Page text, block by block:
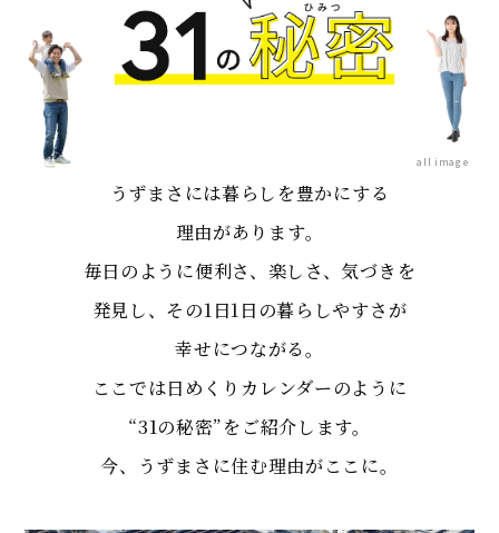
all image
うずまさには暮らしを豊かにする
理由があります。
毎日のように便利さ、楽しさ、気づきを
発見し、その1日1日の暮らしやすさが
幸せにつながる。
ここでは日めくりカレンダーのように
“31の秘密”をご紹介します。
今、うずまさに住む理由がここに。